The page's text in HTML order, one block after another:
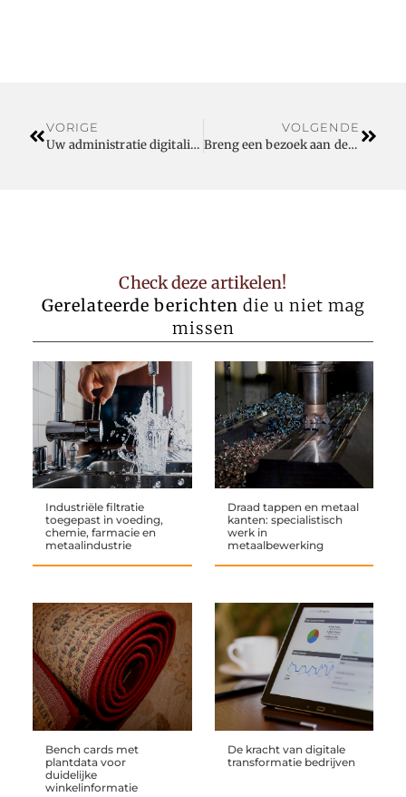
VORIGE
Uw administratie digitaliseren met een boekhouder uit Turnhout
VOLGENDE
Breng een bezoek aan deze professionele garage nabij Balen
Check deze artikelen!
Gerelateerde berichten die u niet mag
missen
Industriële filtratie
toegepast in voeding,
chemie, farmacie en
metaalindustrie
Draad tappen en metaal
kanten: specialistisch
werk in
metaalbewerking
Bench cards met
plantdata voor
duidelijke
winkelinformatie
De kracht van digitale
transformatie bedrijven